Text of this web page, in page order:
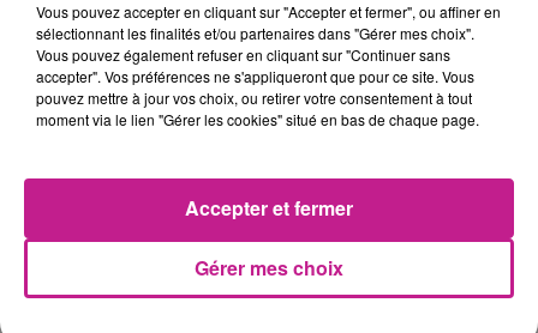
📅 : Du samedi 21 au dmanche 17 août de 18h à 22h
📍 : Square du Général de Gaulle de Mulhouse
Plus d'infos sur la page Facebook de Mulhouse Plage.
9h46
9h46 9h43
9h43 9h36
9h36
Vous pouvez accepter en cliquant sur "Accepter et fermer", ou affiner en
sélectionnant les finalités et/ou partenaires dans "Gérer mes choix".
Vous pouvez également refuser en cliquant sur "Continuer sans
accepter". Vos préférences ne s'appliqueront que pour ce site. Vous
pouvez mettre à jour vos choix, ou retirer votre consentement à tout
moment via le lien "Gérer les cookies" situé en bas de chaque page.
Gérer mes choix
Accepter et fermer